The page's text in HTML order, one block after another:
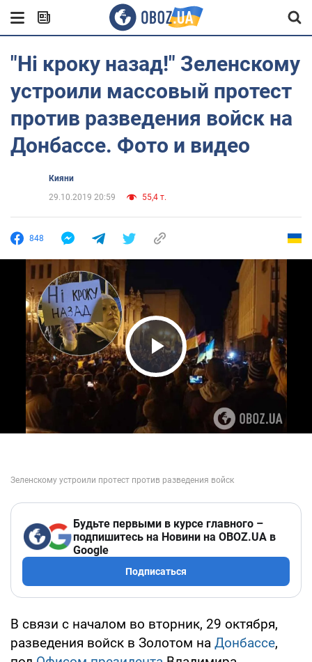
"Ні кроку назад!" Зеленскому
устроили массовый протест
против разведения войск на
Донбассе. Фото и видео
Кияни
29.10.2019 20:59
55,4 т.
848
Play Video
Будьте первыми в курсе главного –
подпишитесь на Новини на OBOZ.UA в
Google
Подписаться
В связи с началом во вторник, 29 октября,
разведения войск в Золотом на Донбассе,